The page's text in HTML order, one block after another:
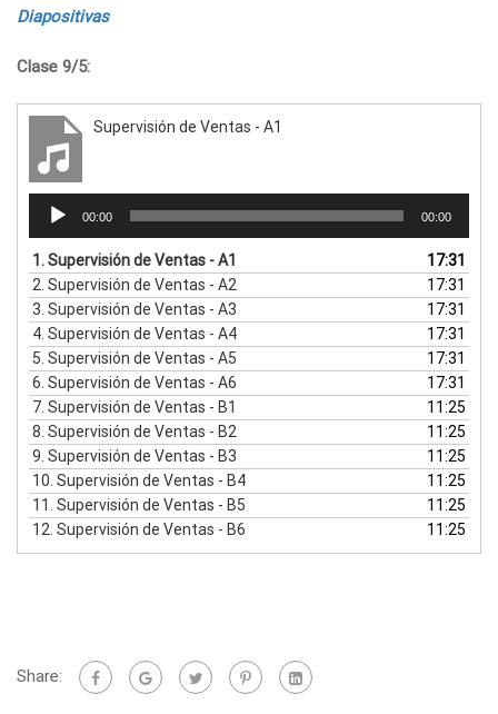
Diapositivas
Clase 9/5:
Supervisión de Ventas - A1
Reproductor
audio
00:00 00:00
1.Supervisión de Ventas - A1
17:31
2. Supervisión de Ventas - A2
17:31
3. Supervisión de Ventas - A3
17:31
4. Supervisión de Ventas - A4
17:31
5. Supervisión de Ventas - A5
17:31
6. Supervisión de Ventas - A6
17:31
7. Supervisión de Ventas - B1
11:25
8. Supervisión de Ventas - B2
11:25
9. Supervisión de Ventas - B3
11:25
10. Supervisión de Ventas - B4
11:25
11. Supervisión de Ventas - B5
11:25
12. Supervisión de Ventas - B6 11:25
Share: